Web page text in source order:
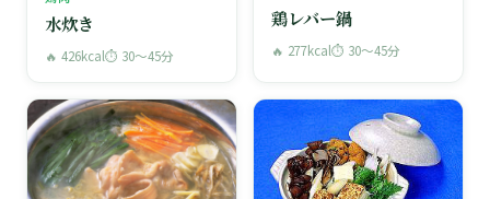
水炊き
🔥 426kcal⏱ 30〜45分
鶏レバー鍋
🔥 277kcal⏱ 30〜45分